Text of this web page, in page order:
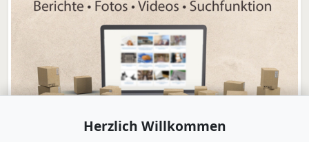
Herzlich Willkommen